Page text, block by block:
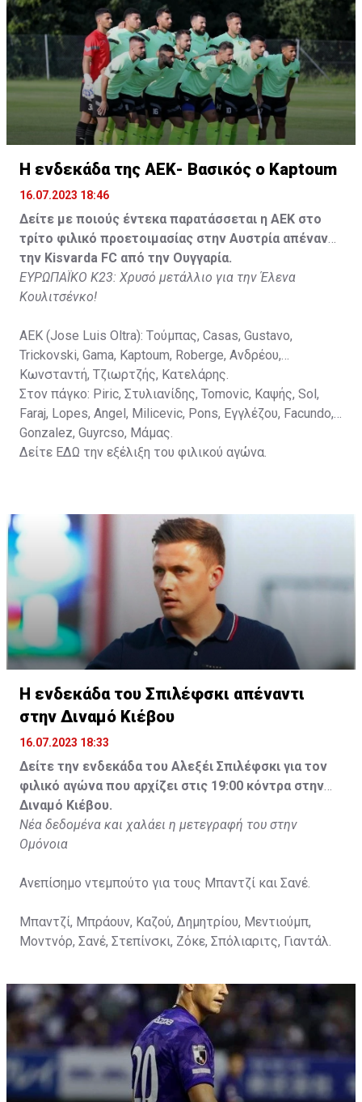
Tomovic), Aνδρέου (65' Angel) , Κωνσταντή (65' Sol),
Τζιωρτζής (65' Faraj), Κατελάρης (65' Milicevic).
Στον πάγκο: Piric, Στυλιανίδης, Tomovic, Καψής, Sol,
Faraj, Lopes, Angel, Milicevic, Pons, Εγγλέζου, Facundo,
Gonzalez, Guyrcso, Μάμας.
Κisvarda FC (Milos Kruscic): Kovacs, Navratil, Raul, Szor,
Lippai, Alic, Kormendi, Makowski, Czekus, Ilievski,
Στον πάγκο: Petkovic, Cipetic, Kovasic, Jovicic, Szeles,
Vida, Otvos, Lucas, Camas, Mesanovic.
H ενδεκάδα της ΑΕΚ- Βασικός ο Kaptoum
16.07.2023 18:46
Δείτε με ποιούς έντεκα παρατάσσεται η ΑΕΚ στο
τρίτο φιλικό προετοιμασίας στην Αυστρία απέναντι
την Kisvarda FC από την Ουγγαρία.
ΕΥΡΩΠΑΪΚΟ Κ23: Χρυσό μετάλλιο για την Έλενα
Κουλιτσένκο!
ΑΕΚ (Jose Luis Oltra): Tούμπας, Casas, Gustavo,
Trickovski, Gama, Κaptoum, Roberge, Aνδρέου,
Κωνσταντή, Τζιωρτζής, Κατελάρης.
Στον πάγκο: Piric, Στυλιανίδης, Tomovic, Καψής, Sol,
Faraj, Lopes, Angel, Milicevic, Pons, Εγγλέζου, Facundo,
Gonzalez, Guyrcso, Μάμας.
Δείτε ΕΔΩ την εξέλιξη του φιλικού αγώνα.
Η ενδεκάδα του Σπιλέφσκι απέναντι
στην Διναμό Κιέβου
16.07.2023 18:33
Δείτε την ενδεκάδα του Αλεξέι Σπιλέφσκι για τον
φιλικό αγώνα που αρχίζει στις 19:00 κόντρα στην
Διναμό Κιέβου.
Νέα δεδομένα και χαλάει η μετεγραφή του στην
Ομόνοια
Ανεπίσημο ντεμπούτο για τους Μπαντζί και Σανέ.
Μπαντζί, Μπράουν, Καζού, Δημητρίου, Μεντιούμπ,
Μοντνόρ, Σανέ, Στεπίνσκι, Ζόκε, Σπόλιαριτς, Γιαντάλ.